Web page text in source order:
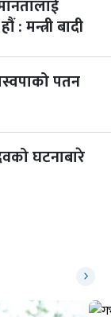
: मन्त्री बादी
पतन
घटनाबारे